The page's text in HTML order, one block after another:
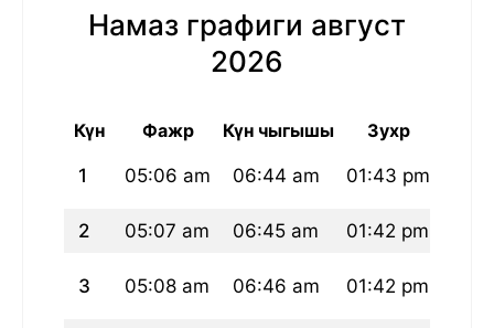
Намаз графиги август
2026
Күн Фажр Күн чыгышы Зухр
1 05:06 am 06:44 am 01:43 pm
2 05:07 am 06:45 am 01:42 pm
3 05:08 am 06:46 am 01:42 pm